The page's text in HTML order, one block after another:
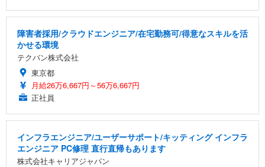
障害者採用/クラウドエンジニア/在宅勤務可/得意なスキルを活
かせる環境
テクバン株式会社
東京都
月給26万6,667円～56万6,667円
正社員
インフラエンジニア/ユーザーサポート/キッティング インフラ
エンジニア PC修理 直行直帰もあります
株式会社キャリアジャパン